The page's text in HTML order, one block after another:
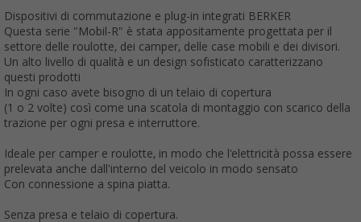
Dispositivi di commutazione e plug-in integrati BERKER
Questa serie "Mobil-R" è stata appositamente progettata per il
settore delle roulotte, dei camper, delle case mobili e dei divisori.
Un alto livello di qualità e un design sofisticato caratterizzano
questi prodotti
In ogni caso avete bisogno di un telaio di copertura
(1 o 2 volte) così come una scatola di montaggio con scarico della
trazione per ogni presa e interruttore.
Ideale per camper e roulotte, in modo che l'elettricità possa essere
prelevata anche dall'interno del veicolo in modo sensato
Con connessione a spina piatta.
Senza presa e telaio di copertura.